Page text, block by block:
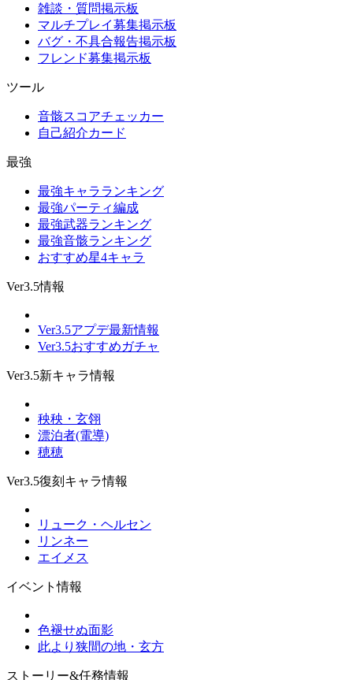
雑談・質問掲示板
マルチプレイ募集掲示板
バグ・不具合報告掲示板
フレンド募集掲示板
ツール
音骸スコアチェッカー
自己紹介カード
最強
最強キャラランキング
最強パーティ編成
最強武器ランキング
最強音骸ランキング
おすすめ星4キャラ
Ver3.5情報
Ver3.5アプデ最新情報
Ver3.5おすすめガチャ
Ver3.5新キャラ情報
秧秧・玄翎
漂泊者(電導)
穂穂
Ver3.5復刻キャラ情報
リューク・ヘルセン
リンネー
エイメス
イベント情報
色褪せぬ面影
此より狭間の地・玄方
ストーリー&任務情報